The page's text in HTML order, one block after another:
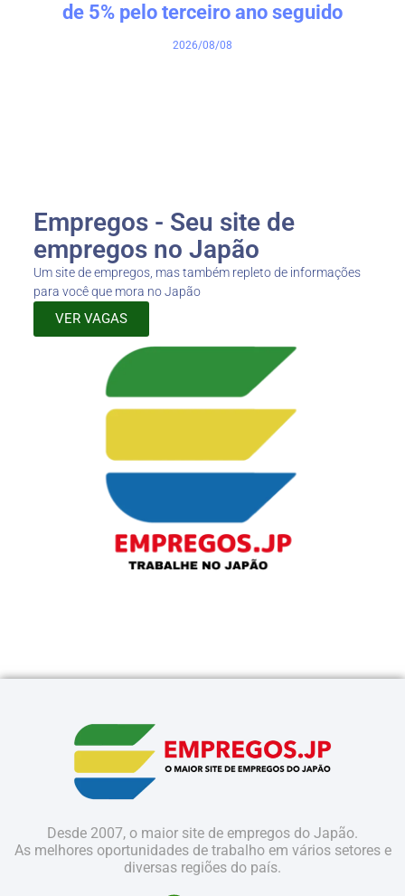
de 5% pelo terceiro ano seguido
2026/08/08
Empregos - Seu site de
empregos no Japão
Um site de empregos, mas também repleto de informações
para você que mora no Japão
VER VAGAS
Desde 2007, o maior site de empregos do Japão.
As melhores oportunidades de trabalho em vários setores e
diversas regiões do país.